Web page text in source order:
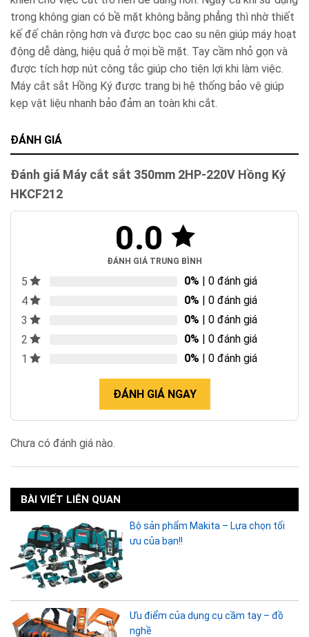
trong không gian có bề mặt không bằng phẳng thì nhờ thiết
kế đế chân rộng hơn và được bọc cao su nên giúp máy hoạt
động dễ dàng, hiệu quả ở mọi bề mặt. Tay cầm nhỏ gọn và
được tích hợp nút công tắc giúp cho tiện lợi khi làm việc.
Máy cắt sắt Hồng Ký được trang bị hệ thống bảo vệ giúp
kẹp vật liệu nhanh bảo đảm an toàn khi cắt.
ĐÁNH GIÁ
Đánh giá Máy cắt sắt 350mm 2HP-220V Hồng Ký
HKCF212
0.0
ĐÁNH GIÁ TRUNG BÌNH
5 0% | 0 đánh giá
4
0% | 0 đánh giá
3
0% | 0 đánh giá
2
0% | 0 đánh giá
1
0% | 0 đánh giá
ĐÁNH GIÁ NGAY
Chưa có đánh giá nào.
BÀI VIẾT LIÊN QUAN
Bộ sản phẩm Makita – Lựa chọn tối
ưu của bạn!!
Ưu điểm của dụng cụ cầm tay – đồ
nghề